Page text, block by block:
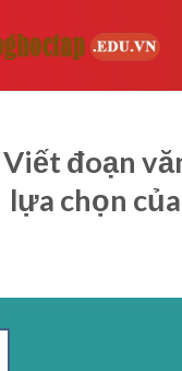
Viết đoạn
lựa chọn